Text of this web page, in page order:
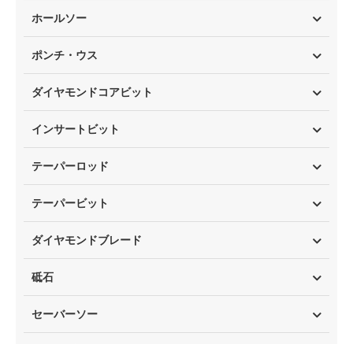
ホールソー
ポンチ・ウス
ダイヤモンドコアビット
インサートビット
テーパーロッド
テーパービット
ダイヤモンドブレード
砥石
セーバーソー